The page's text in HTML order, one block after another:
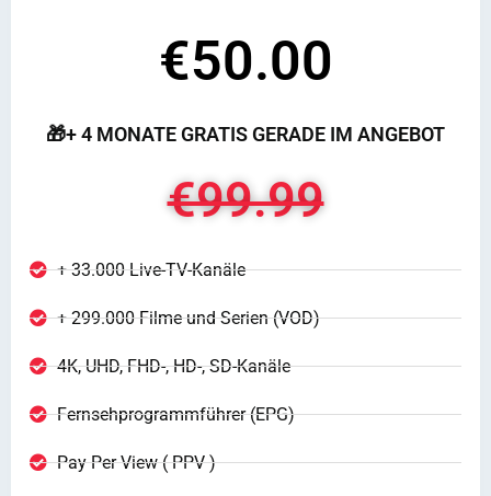
€50.00
🎁+ 4 MONATE GRATIS GERADE IM ANGEBOT
€99.99
+ 33.000 Live-TV-Kanäle
+ 299.000 Filme und Serien (VOD)
4K, UHD, FHD-, HD-, SD-Kanäle
Fernsehprogrammführer (EPG)
Pay Per View ( PPV )